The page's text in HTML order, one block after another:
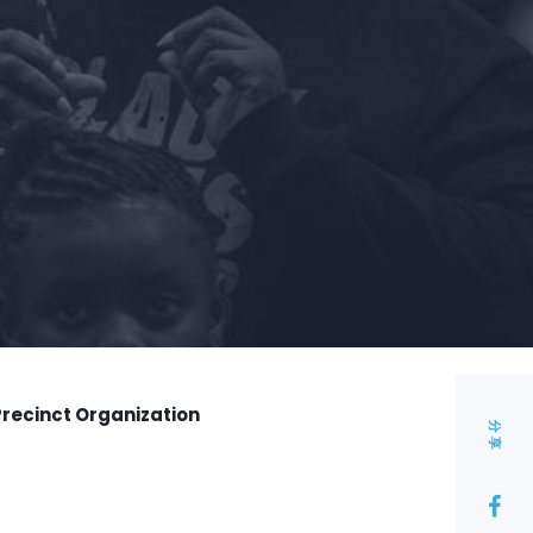
分享
Organization